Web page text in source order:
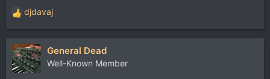
Р
е
а
к
ц
и
djdavaj
General Dead
Well-Known Member